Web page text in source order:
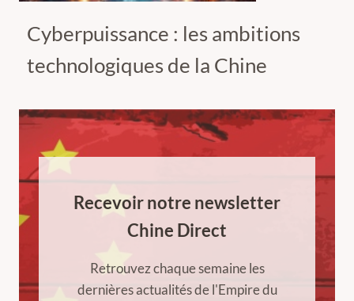
Cyberpuissance : les ambitions
technologiques de la Chine
Recevoir notre newsletter
Chine Direct
Retrouvez chaque semaine les
dernières actualités de l'Empire du